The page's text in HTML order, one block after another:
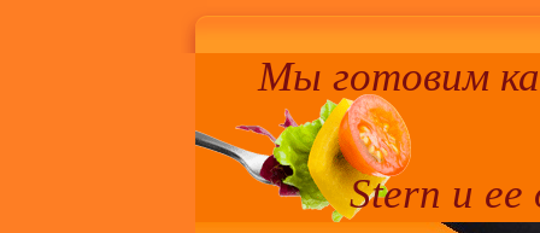
Мы готовим
Stern и ее